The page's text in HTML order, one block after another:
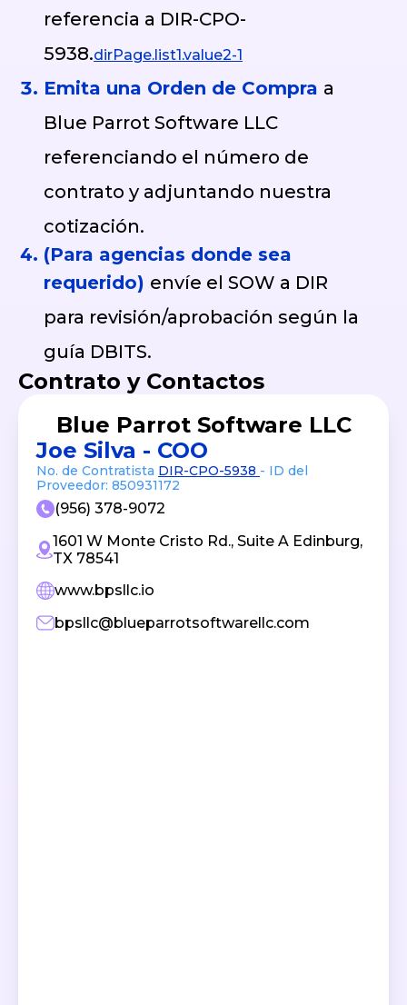
referencia a DIR-CPO-
5938.dirPage.list1.value2-1
Emita una Orden de Compra a
Blue Parrot Software LLC
referenciando el número de
contrato y adjuntando nuestra
cotización.
(Para agencias donde sea
requerido) envíe el SOW a DIR
para revisión/aprobación según la
guía DBITS.
Contrato y Contactos
Blue Parrot Software LLC
Joe Silva - COO
No. de Contratista DIR-CPO-5938 - ID del
Proveedor: 850931172
(956) 378-9072
1601 W Monte Cristo Rd., Suite A Edinburg,
TX 78541
www.bpsllc.io
bpsllc@blueparrotsoftwarellc.com